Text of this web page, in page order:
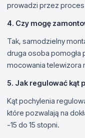
prowadzi przez proces
4. Czy mogę
Tak, samodzielny
druga osoba pomogła
mocowania telewizora
5. Jak regulować kąt
Kąt pochylenia
które pozwalają na
-15 do 15 stopni.